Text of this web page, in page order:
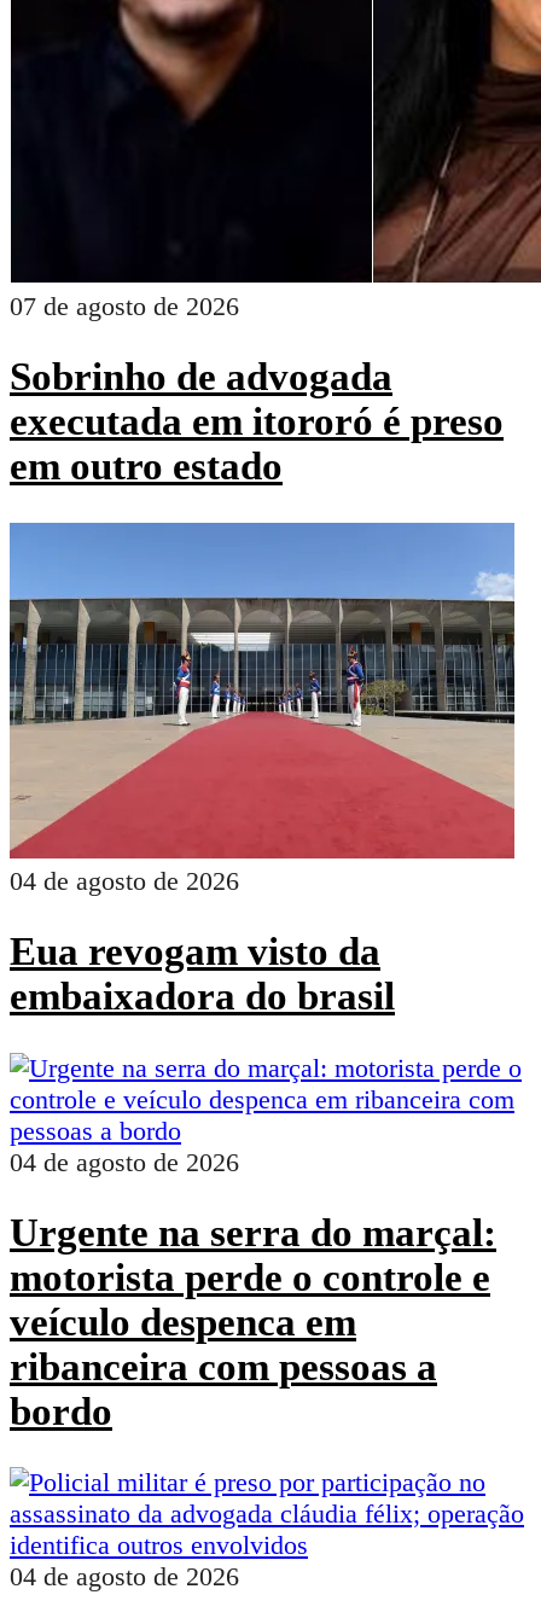
07 de agosto de 2026
Sobrinho de advogada
executada em itororó é preso
em outro estado
04 de agosto de 2026
Eua revogam visto da
embaixadora do brasil
04 de agosto de 2026
Urgente na serra do marçal:
motorista perde o controle e
veículo despenca em
ribanceira com pessoas a
bordo
04 de agosto de 2026